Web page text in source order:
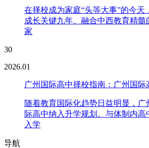
在择校成为家庭“头等大事”的今天
成长关键九年、融合中西教育精
家
30
2026.01
广州国际高中择校指南：广州国际
随着教育国际化趋势日益明显，广
际高中纳入升学规划。与体制内
入学
导航